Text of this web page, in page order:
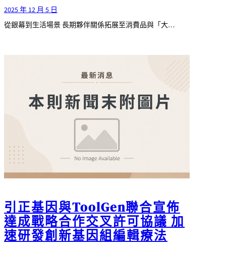
2025 年 12 月 5 日
從銀幕到生活場景 長期夥伴關係拓展至消費品與「大…
引正基因與ToolGen聯合宣佈
達成戰略合作交叉許可協議 加
速研發創新基因組編輯療法